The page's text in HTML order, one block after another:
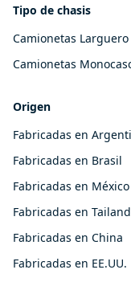
Tipo de chasis
Camionetas Larguero
Camionetas
Origen
Fabricadas en
Fabricadas en Brasil
Fabricadas en México
Fabricadas en
Fabricadas en China
Fabricadas en EE.UU.